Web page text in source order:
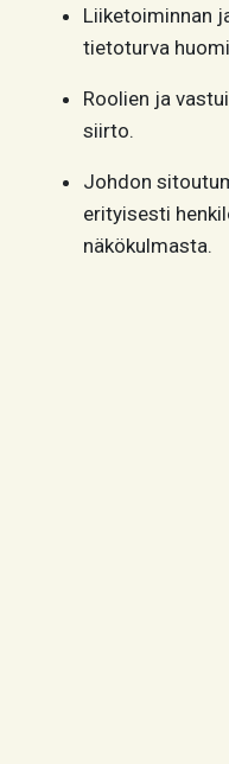
Liiketoiminnan
tietoturva
Roolien ja
siirto.
Johdon
erityisesti
näkökulmasta.